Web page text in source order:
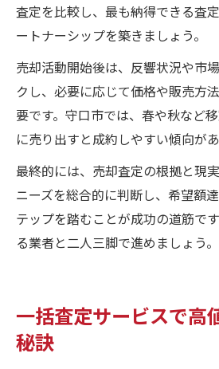
査定を比較し、最も納得できる査
ートナーシップを築きましょう。
売却活動開始後は、反響状況や市
クし、必要に応じて価格や販売方
要です。守口市では、春や秋など
に売り出すと成約しやすい傾向があ
最終的には、売却査定の根拠と現
ニーズを総合的に判断し、希望額
テップを踏むことが成功の道筋で
る業者と二人三脚で進めましょう。
一括査定サービスで高
秘訣